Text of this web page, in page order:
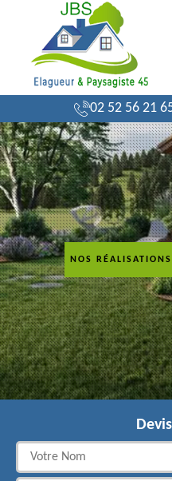
02 52 56 21
NOS RÉALISATIONS